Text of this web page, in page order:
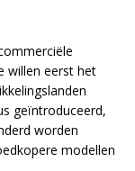
willen eerst het
geïntroduceerd,
worden
modellen